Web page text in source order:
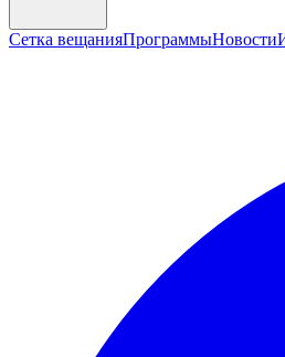
Сетка вещанияПрограммыНовости